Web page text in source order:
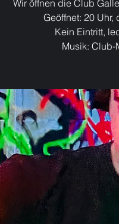
Wir öffnen die Club
Geöffnet: 20 Uhr,
Kein Eintritt,
Musik: Club-